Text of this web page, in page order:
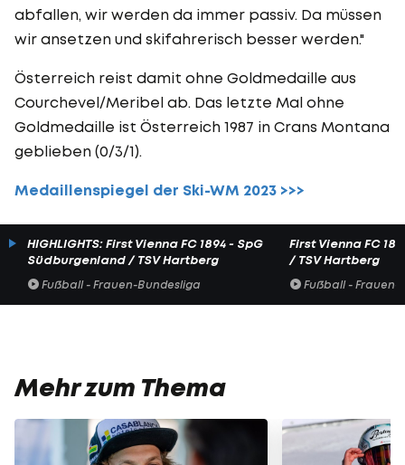
abfallen, wir werden da immer passiv. Da müssen
wir ansetzen und skifahrerisch besser werden."
Österreich reist damit ohne Goldmedaille aus
Courchevel/Meribel ab. Das letzte Mal ohne
Goldmedaille ist Österreich 1987 in Crans Montana
geblieben (0/3/1).
Medaillenspiegel der Ski-WM 2023 >>>
HIGHLIGHTS: First Vienna FC 1894 - SpG
Südburgenland / TSV Hartberg
Fußball - Frauen-Bundesliga
First Vienna FC
/ TSV Hartberg
Fußball - Frauen-
Mehr zum Thema